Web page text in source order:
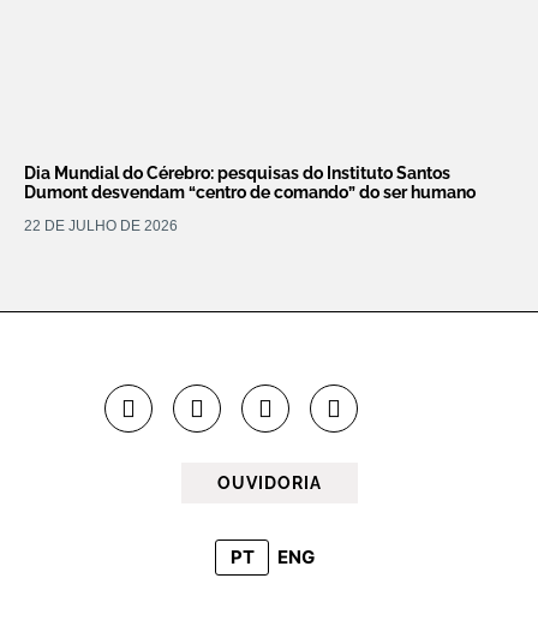
Dia Mundial do Cérebro: pesquisas do Instituto Santos
Dumont desvendam “centro de comando” do ser humano
22 DE JULHO DE 2026
OUVIDORIA
PT ENG